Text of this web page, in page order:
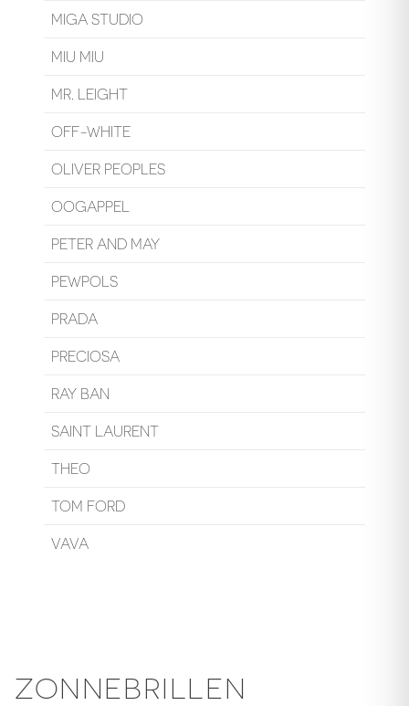
MIGA STUDIO
MIU MIU
MR. LEIGHT
OFF-WHITE
OLIVER PEOPLES
OOGAPPEL
PETER AND MAY
PEWPOLS
PRADA
PRECIOSA
RAY BAN
SAINT LAURENT
THEO
TOM FORD
VAVA
ZONNEBRILLEN